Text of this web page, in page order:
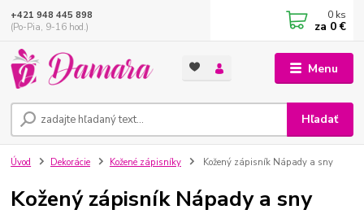
Menu
Hľadať
+421 948 445 898
(Po-Pia, 9-16 hod.)
0 ks
za 0 €
Úvod Dekorácie Kožené zápisníky Kožený zápisník Nápady a sny
Kožený zápisník Nápady a sny